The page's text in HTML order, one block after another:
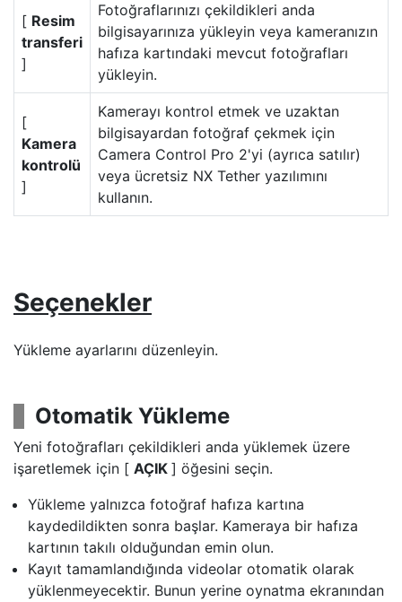
[ Resim
transferi
]
Fotoğraflarınızı çekildikleri anda
bilgisayarınıza yükleyin veya kameranızın
hafıza kartındaki mevcut fotoğrafları
yükleyin.
[
Kamera
kontrolü
]
Kamerayı kontrol etmek ve uzaktan
bilgisayardan fotoğraf çekmek için
Camera Control Pro 2'yi (ayrıca satılır)
veya ücretsiz NX Tether yazılımını
kullanın.
Seçenekler
Yükleme ayarlarını düzenleyin.
Otomatik Yükleme
Yeni fotoğrafları çekildikleri anda yüklemek üzere
işaretlemek için [ AÇIK ] öğesini seçin.
Yükleme yalnızca fotoğraf hafıza kartına
kaydedildikten sonra başlar. Kameraya bir hafıza
kartının takılı olduğundan emin olun.
Kayıt tamamlandığında videolar otomatik olarak
yüklenmeyecektir. Bunun yerine oynatma ekranından